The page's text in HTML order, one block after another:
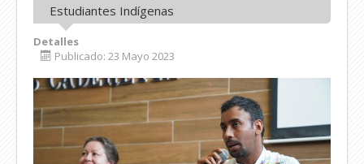
Estudiantes Indígenas
Detalles
Publicado: 23 Mayo 2023